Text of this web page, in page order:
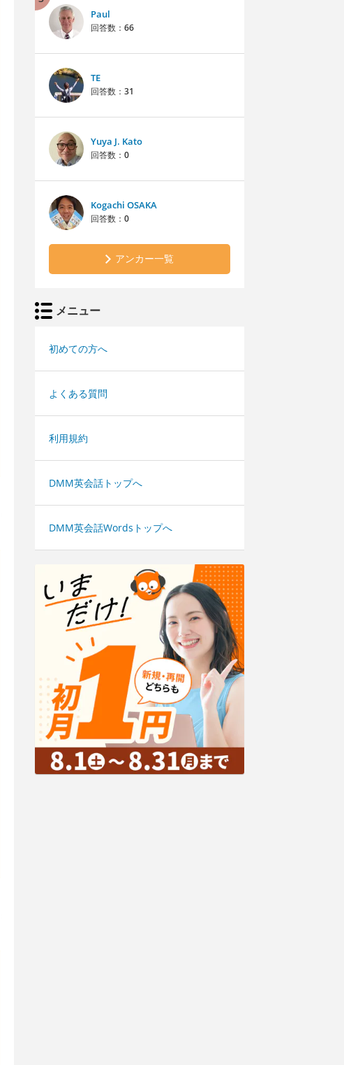
Paul
回答数： 66
TE
回答数： 31
Yuya J. Kato
回答数： 0
Kogachi OSAKA
回答数： 0
アンカー一覧
メニュー
初めての方へ
よくある質問
利用規約
DMM英会話トップへ
DMM英会話Wordsトップへ